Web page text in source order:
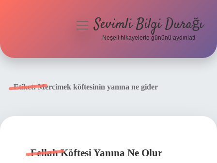
menüyüSevimli Bilgi Durağı
Neşeli hikayelerle gününü aydınlat!
Etiket:Mercimek köftesinin yanına ne gider
Fellah Köftesi Yanına Ne Olur